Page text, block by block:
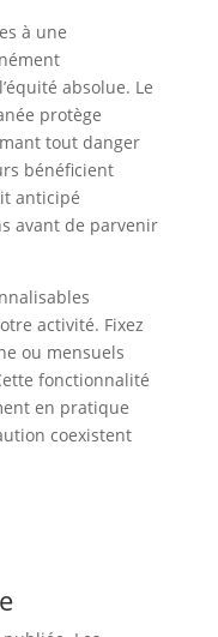
à une
absolue. Le
protège
tout danger
bénéficient
anticipé
avant de parvenir
activité. Fixez
ou mensuels
fonctionnalité
en pratique
coexistent